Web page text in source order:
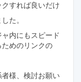
すれば良いだけ
た。
内にもスピード
めのリンクの
様、検討お願い